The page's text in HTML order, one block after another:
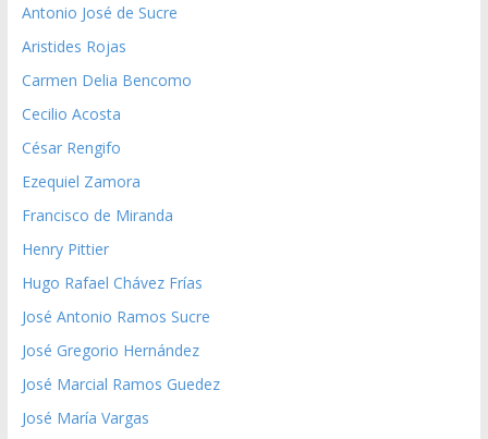
Antonio José de Sucre
Aristides Rojas
Carmen Delia Bencomo
Cecilio Acosta
César Rengifo
Ezequiel Zamora
Francisco de Miranda
Henry Pittier
Hugo Rafael Chávez Frías
José Antonio Ramos Sucre
José Gregorio Hernández
José Marcial Ramos Guedez
José María Vargas